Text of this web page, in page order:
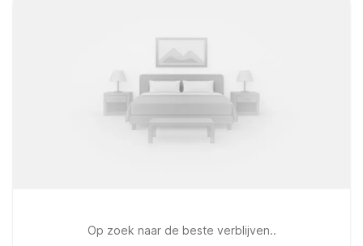
Op zoek naar de beste verblijven..